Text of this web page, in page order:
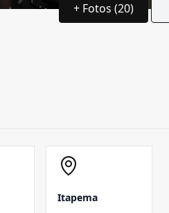
+ Fotos (20)
Itapema